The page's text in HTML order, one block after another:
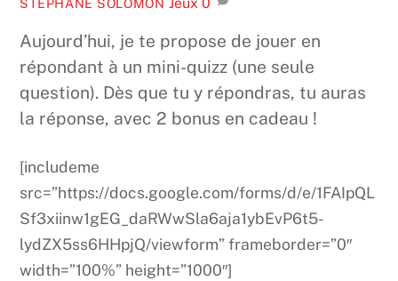
STÉPHANE SOLOMON Jeux 0
Aujourd’hui, je te propose de jouer en
répondant à un mini-quizz (une seule
question). Dès que tu y répondras, tu auras
la réponse, avec 2 bonus en cadeau !
[includeme
src=”https://docs.google.com/forms/d/e/1FAIpQL
Sf3xiinw1gEG_daRWwSla6aja1ybEvP6t5-
lydZX5ss6HHpjQ/viewform” frameborder=”0″
width=”100%” height=”1000″]